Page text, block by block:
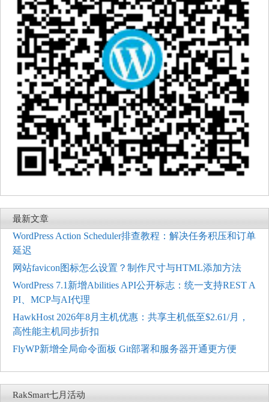
最新文章
WordPress Action Scheduler排查教程：解决任务积压和订单
延迟
网站favicon图标怎么设置？制作尺寸与HTML添加方法
WordPress 7.1新增Abilities API公开标志：统一支持REST A
PI、MCP与AI代理
HawkHost 2026年8月主机优惠：共享主机低至$2.61/月，
高性能主机同步折扣
FlyWP新增全局命令面板 Git部署和服务器开通更方便
RakSmart七月活动